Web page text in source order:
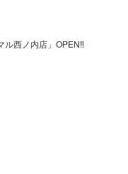
ル西ノ内店」OPEN‼